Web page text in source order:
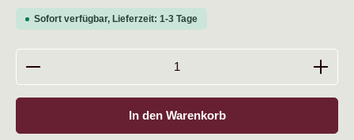
Sofort verfügbar, Lieferzeit: 1-3 Tage
Produkt Anzahl: Gib den gewünschten Wert ein
In den Warenkorb